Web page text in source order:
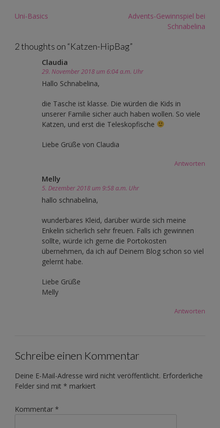
Post
Uni-Basics
Advents-Gewinnspiel bei
Schnabelina
2 thoughts on “Katzen-HipBag”
Claudia
29. November 2018 um 6:04 a.m. Uhr
Hallo Schnabelina,
die Tasche ist klasse. Die würden die Kids in
unserer Familie sicher auch haben wollen. So viele
Katzen, und erst die Teleskopfische
Liebe Grüße von Claudia
Antworten
Melly
5. Dezember 2018 um 9:58 a.m. Uhr
hallo schnabelina,
wunderbares Kleid, darüber würde sich meine
Enkelin sicherlich sehr freuen. Falls ich gewinnen
sollte, würde ich gerne die Portokosten
übernehmen, da ich auf Deinem Blog schon so viel
gelernt habe.
Liebe Grüße
Melly
Antworten
Schreibe einen Kommentar
Deine E-Mail-Adresse wird nicht veröffentlicht. Erforderliche
Felder sind mit * markiert
Kommentar *